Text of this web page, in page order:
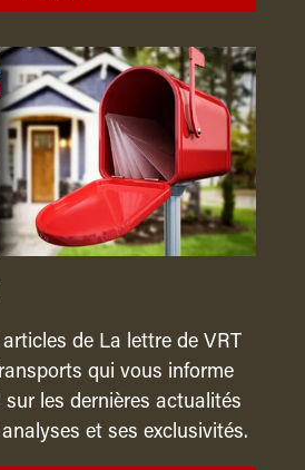
de La lettre de VRT
qui vous informe
sur les dernières actualités
et ses exclusivités.